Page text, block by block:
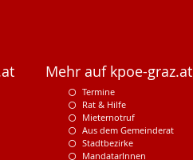
Mehr auf kpoe-graz.at
Termine
Rat & Hilfe
Mieternotruf
Aus dem Gemeinderat
Stadtbezirke
MandatarInnen